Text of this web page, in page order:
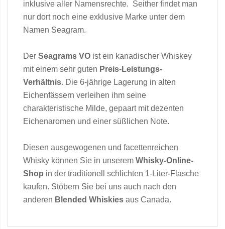
inklusive aller Namensrechte. Seither findet man
nur dort noch eine exklusive Marke unter dem
Namen Seagram.
Der Seagrams VO ist ein kanadischer Whiskey
mit einem sehr guten Preis-Leistungs-
Verhältnis. Die 6-jährige Lagerung in alten
Eichenfässern verleihen ihm seine
charakteristische Milde, gepaart mit dezenten
Eichenaromen und einer süßlichen Note.
Diesen ausgewogenen und facettenreichen
Whisky können Sie in unserem Whisky-Online-
Shop in der traditionell schlichten 1-Liter-Flasche
kaufen. Stöbern Sie bei uns auch nach den
anderen Blended Whiskies aus Canada.